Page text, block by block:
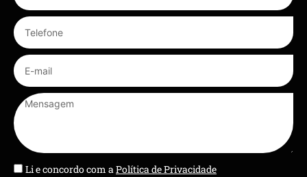
Li e concordo com aPolítica de Privacidade